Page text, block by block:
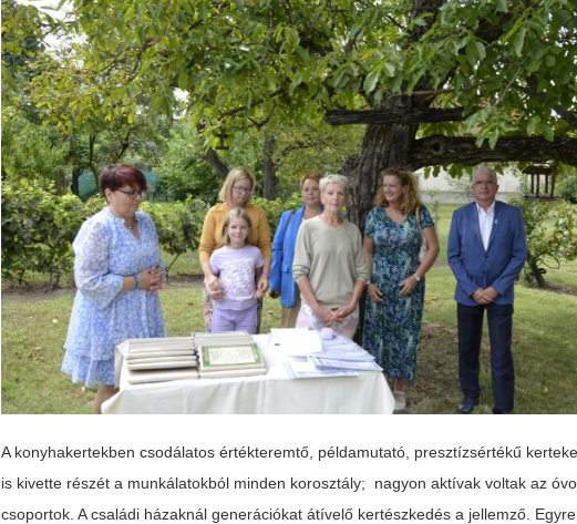
A konyhakertekben csodálatos értékteremtő, példamutató, presztízsértékű
is kivette részét a munkálatokból minden korosztály; nagyon aktívak voltak az
csoportok. A családi házaknál generációkat átívelő kertészkedés a jellemző.